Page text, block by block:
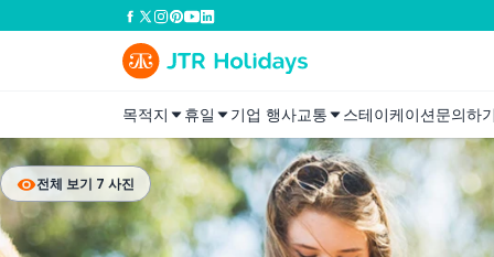
목적지 휴일 기업 행사교통 스테이케이션문의하
전체 보기 7 사진